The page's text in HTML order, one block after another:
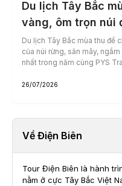
Du lịch Tây Bắc
vàng, ôm trọn núi
Du lịch Tây Bắc mùa thu để
của núi rừng, săn mây,
nhất trong năm cùng PYS
26/07/2026
Về Điện Biên
Tour Điện Biên là hành
nằm ở cực Tây Bắc Việt